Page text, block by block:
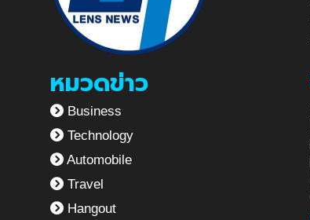
หมวดข่าว
Business
Technology
Automobile
Travel
Hangout